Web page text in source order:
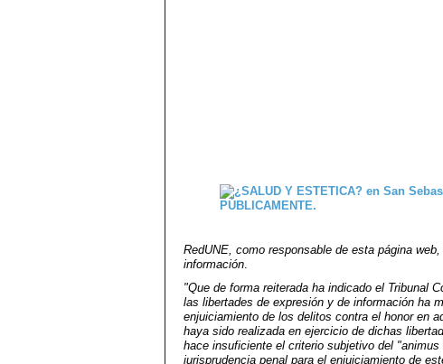
RedUNE, como responsable de esta página
información
"Que de forma reiterada ha indicado el Tribunal
las libertades de expresión y de información ha
enjuiciamiento de los delitos contra el honor en
haya sido realizada en ejercicio de dichas
hace insuficiente el criterio subjetivo del
jurisprudencia penal para el enjuiciamiento de